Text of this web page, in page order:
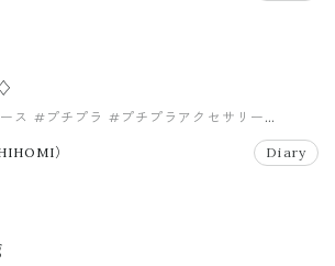
ス #プチプラ #プチプラアクセサリー
）
Diary